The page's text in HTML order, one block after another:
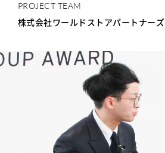
PROJECT TEAM
株式会社ワールドストアパートナーズ